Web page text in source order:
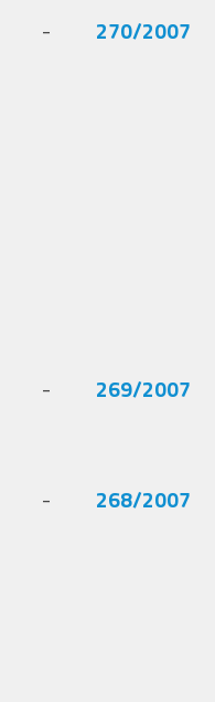
- 270/2007
- 269/2007
- 268/2007